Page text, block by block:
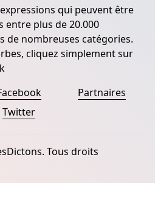
qui peuvent être
entre plus de 20.000
de nombreuses catégories.
cliquez simplement sur
Twitter
Partnaires
Tous droits